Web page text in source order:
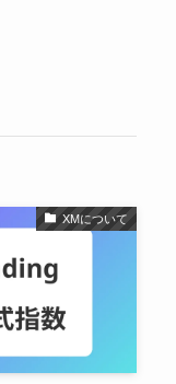
XMについて